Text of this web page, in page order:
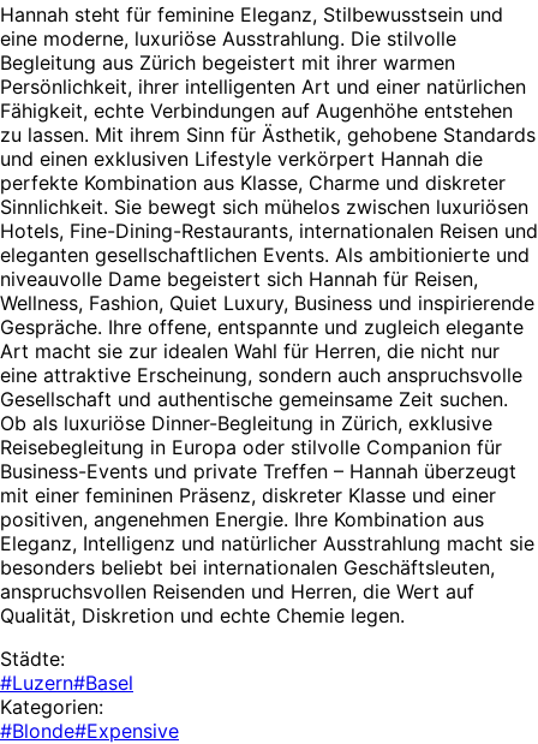
Hannah steht für feminine Eleganz, Stilbewusstsein und
eine moderne, luxuriöse Ausstrahlung. Die stilvolle
Begleitung aus Zürich begeistert mit ihrer warmen
Persönlichkeit, ihrer intelligenten Art und einer natürlichen
Fähigkeit, echte Verbindungen auf Augenhöhe entstehen
zu lassen. Mit ihrem Sinn für Ästhetik, gehobene Standards
und einen exklusiven Lifestyle verkörpert Hannah die
perfekte Kombination aus Klasse, Charme und diskreter
Sinnlichkeit. Sie bewegt sich mühelos zwischen luxuriösen
Hotels, Fine-Dining-Restaurants, internationalen Reisen und
eleganten gesellschaftlichen Events. Als ambitionierte und
niveauvolle Dame begeistert sich Hannah für Reisen,
Wellness, Fashion, Quiet Luxury, Business und inspirierende
Gespräche. Ihre offene, entspannte und zugleich elegante
Art macht sie zur idealen Wahl für Herren, die nicht nur
eine attraktive Erscheinung, sondern auch anspruchsvolle
Gesellschaft und authentische gemeinsame Zeit suchen.
Ob als luxuriöse Dinner-Begleitung in Zürich, exklusive
Reisebegleitung in Europa oder stilvolle Companion für
Business-Events und private Treffen – Hannah überzeugt
mit einer femininen Präsenz, diskreter Klasse und einer
positiven, angenehmen Energie. Ihre Kombination aus
Eleganz, Intelligenz und natürlicher Ausstrahlung macht sie
besonders beliebt bei internationalen Geschäftsleuten,
anspruchsvollen Reisenden und Herren, die Wert auf
Qualität, Diskretion und echte Chemie legen.
Städte:
#Luzern#Basel
Kategorien:
#Blonde#Expensive